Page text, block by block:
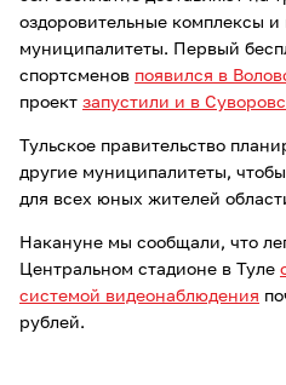
оздоровительные комплексы
муниципалитеты. Первый
спортсменов появился в
проект запустили и в
Тульское правительство
другие муниципалитеты,
для всех юных жителей
Накануне мы сообщали, что
Центральном стадионе в Туле
системой видеонаблюдения
рублей.